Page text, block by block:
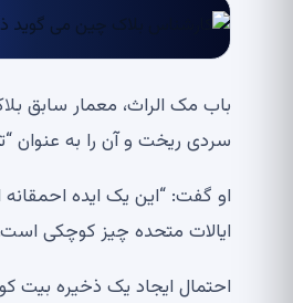
سردی ریخت و آن را به عنوان
او گفت: “این یک ایده
ایالات متحده چیز کوچکی
احتمال ایجاد یک ذخیره بیت